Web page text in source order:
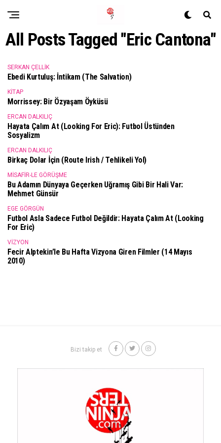
All Posts Tagged "Eric Cantona"
SERKAN ÇELLIK
Ebedi Kurtuluş: İntikam (The Salvation)
KITAP
Morrissey: Bir Özyaşam Öyküsü
ERCAN DALKILIÇ
Hayata Çalım At (Looking For Eric): Futbol Üstünden
Sosyalizm
ERCAN DALKILIÇ
Birkaç Dolar İçin (Route Irish / Tehlikeli Yol)
MISAFIR-LE GÖRÜŞME
Bu Adamın Dünyaya Geçerken Uğramış Gibi Bir Hali Var:
Mehmet Günsür
EGE GÖRGÜN
Futbol Asla Sadece Futbol Değildir: Hayata Çalım At (Looking
For Eric)
VIZYON
Fecir Alptekin’le Bu Hafta Vizyona Giren Filmler (14 Mayıs
2010)
Bizi takip et